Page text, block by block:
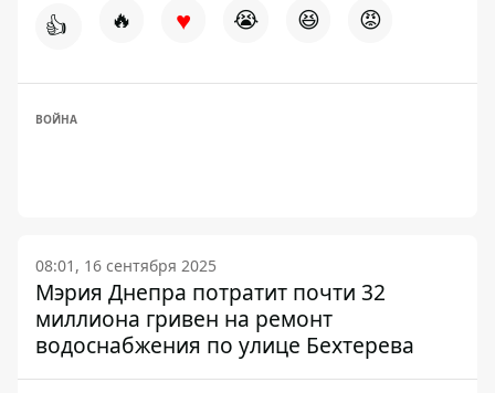
👍 🔥 ♥ 😭 😆 😡
ВОЙНА
08:01, 16 сентября 2025
Мэрия Днепра потратит почти 32
миллиона гривен на ремонт
водоснабжения по улице Бехтерева